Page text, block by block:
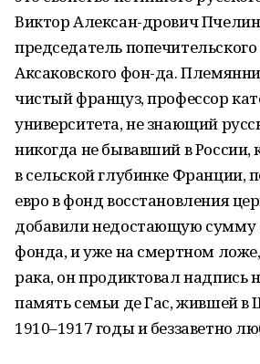
Виктор Алексан-дрович
председатель попечительского
Аксаковского фон-да.
чистый француз, профессор
университета, не знающий
никогда не бывавший в России,
в сельской глубинке Франции,
евро в фонд восстановления
добавили недостающую сумму
фонда, и уже на смертном
рака, он продиктовал надпись
память семьи де Гас, жившей в
1910–1917 годы и беззаветно